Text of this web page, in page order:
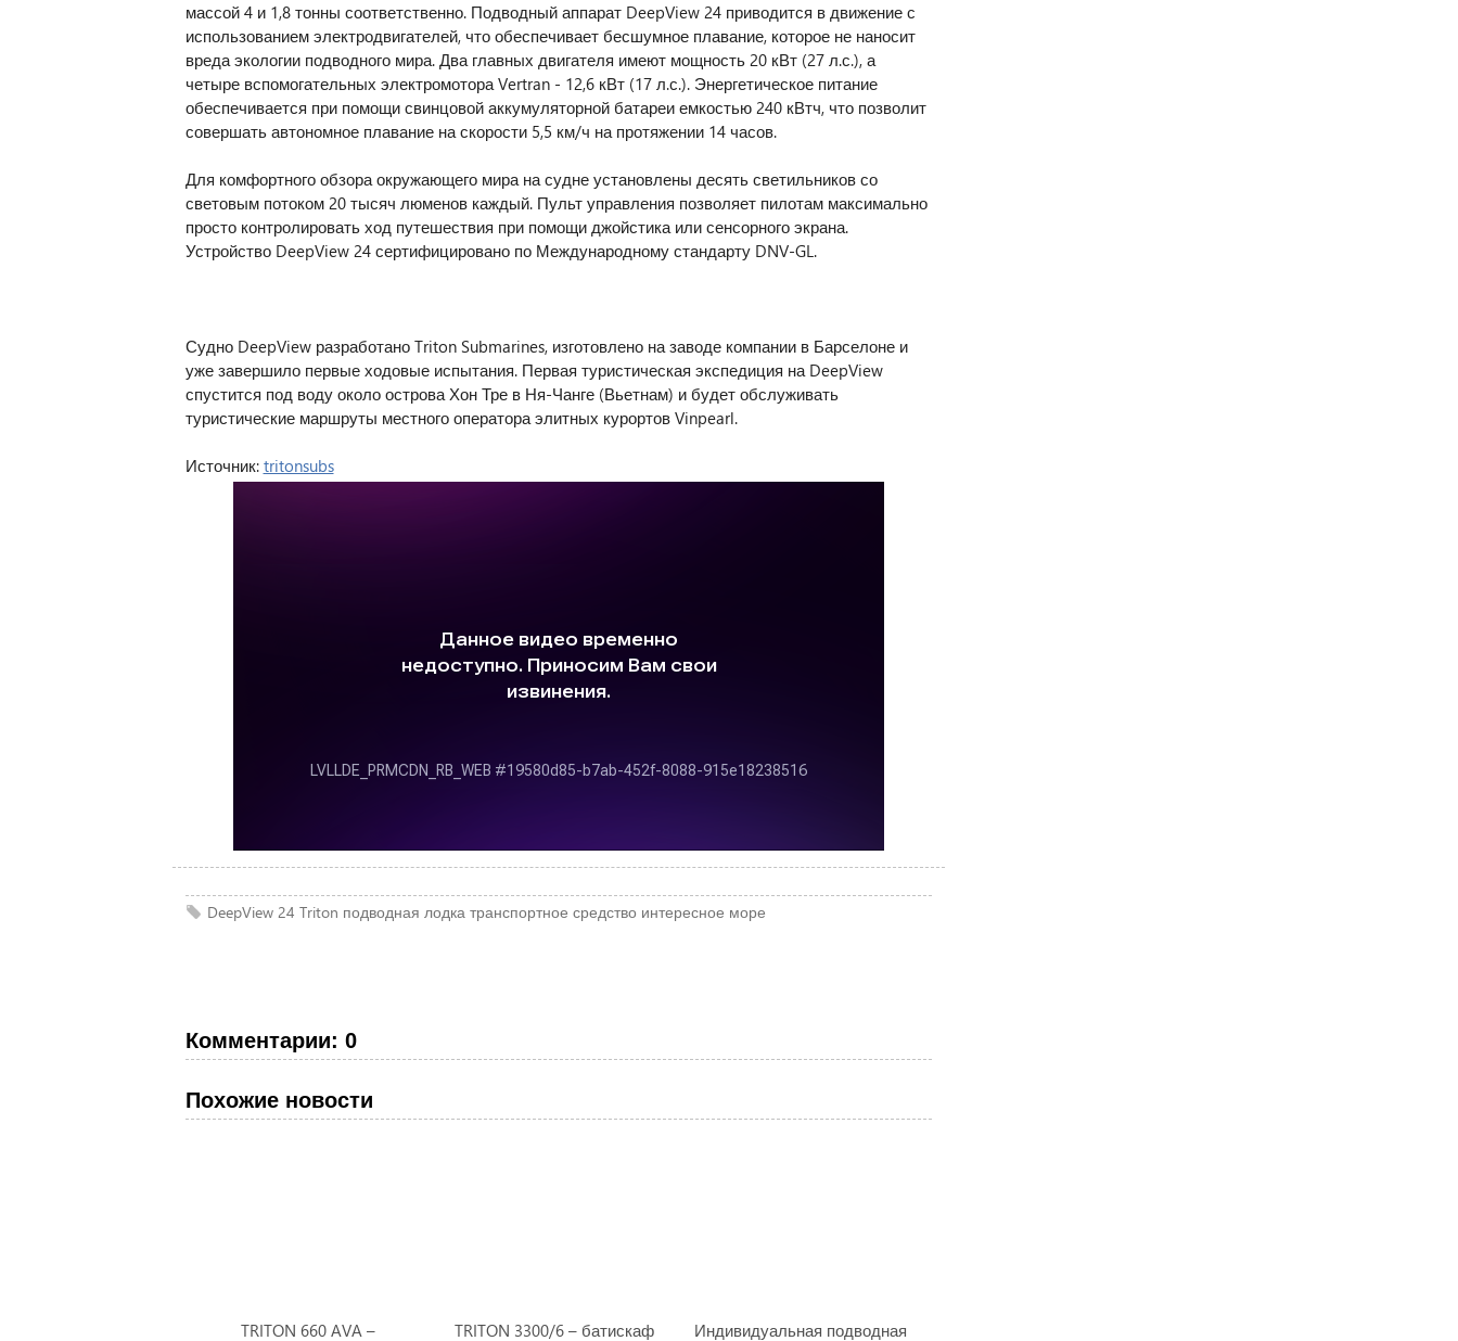
массой 4 и 1,8 тонны соответственно. Подводный аппарат DeepView 24 приводится в движение с
использованием электродвигателей, что обеспечивает бесшумное плавание, которое не наносит
вреда экологии подводного мира. Два главных двигателя имеют мощность 20 кВт (27 л.с.), а
четыре вспомогательных электромотора Vertran - 12,6 кВт (17 л.с.). Энергетическое питание
обеспечивается при помощи свинцовой аккумуляторной батареи емкостью 240 кВтч, что позволит
совершать автономное плавание на скорости 5,5 км/ч на протяжении 14 часов.
Для комфортного обзора окружающего мира на судне установлены десять светильников со
световым потоком 20 тысяч люменов каждый. Пульт управления позволяет пилотам максимально
просто контролировать ход путешествия при помощи джойстика или сенсорного экрана.
Устройство DeepView 24 сертифицировано по Международному стандарту DNV-GL.
Судно DeepView разработано Triton Submarines, изготовлено на заводе компании в Барселоне и
уже завершило первые ходовые испытания. Первая туристическая экспедиция на DeepView
спустится под воду около острова Хон Тре в Ня-Чанге (Вьетнам) и будет обслуживать
туристические маршруты местного оператора элитных курортов Vinpearl.
Источник: tritonsubs
DeepView 24 Triton подводная лодка транспортное средство интересное море
Комментарии: 0
Похожие новости
TRITON 660 AVA –
TRITON 3300/6 – батискаф
Индивидуальная подводная